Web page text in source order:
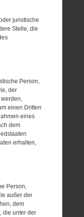
juristische
Stelle, die
Person,
der
einen Dritten
eines
dem
erhalten,
Person,
außer der
dem
die unter der